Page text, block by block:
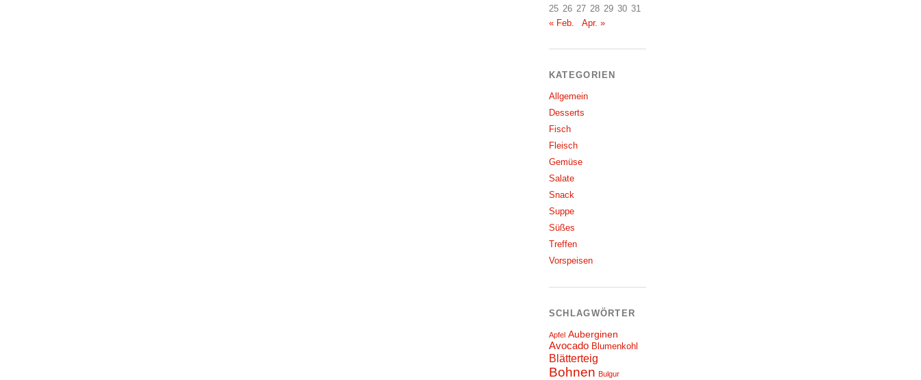
25 26 27 28 29 30 31
« Feb.
Apr. »
KATEGORIEN
Allgemein
Desserts
Fisch
Fleisch
Gemüse
Salate
Snack
Suppe
Süßes
Treffen
Vorspeisen
SCHLAGWÖRTER
Apfel Auberginen
Avocado Blumenkohl
Blätterteig
Bohnen Bulgur